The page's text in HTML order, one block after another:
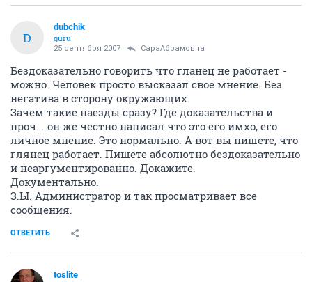
D
dubchik
guru
25 сентября 2007 СараАбрамовна
Бездоказательно говорить что гланец не работает -
можно. Человек просто высказал свое мнение. Без
негатива в сторону окружающих.
Зачем такие наезды сразу? Где доказательства и
проч... он же честно написал что это его имхо, его
личное мнение. Это нормально. А вот вы пишете, что
глянец работает. Пишете абсолютно бездоказательно
и неаргументированно. Докажите.
Документально.
З.Ы. Администратор и так просматривает все
сообщения.
ОТВЕТИТЬ
toslite